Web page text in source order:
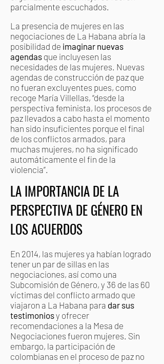
La presencia de mujeres en las
negociaciones de La Habana abría la
posibilidad de imaginar nuevas
agendas que incluyesen las
necesidades de las mujeres. Nuevas
agendas de construcción de paz que
no fueran excluyentes pues, como
recoge María Villellas, “desde la
perspectiva feminista, los procesos de
paz llevados a cabo hasta el momento
han sido insuficientes porque el final
de los conflictos armados, para
muchas mujeres, no ha significado
automáticamente el fin de la
violencia”.
parcialmente escuchados.
LA IMPORTANCIA DE LA
PERSPECTIVA DE GÉNERO EN
LOS ACUERDOS
En 2014, las mujeres ya habían logrado
tener un par de sillas en las
negociaciones, así como una
Subcomisión de Género, y 36 de las 60
víctimas del conflicto armado que
viajaron a La Habana para dar sus
testimoniosy ofrecer
recomendaciones a la Mesa de
Negociaciones fueron mujeres. Sin
embargo, la participación de
colombianas en el proceso de paz no